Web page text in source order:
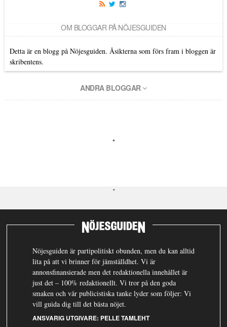
OM BLOGGAR PÅ NÖJESGUIDEN
Detta är en blogg på Nöjesguiden. Åsikterna som förs fram i bloggen är
skribentens.
ANDRA BLOGGAR
Nöjesguiden är partipolitiskt obunden, men du kan alltid
lita på att vi brinner för jämställdhet. Vi är
annonsfinansierade men det redaktionella innehållet är
just det – 100% redaktionellt. Vi tror på den goda
smaken och vår publicistiska tanke lyder som följer: Vi
vill guida dig till det bästa nöjet.
ANSVARIG UTGIVARE: PELLE TAMLEHT